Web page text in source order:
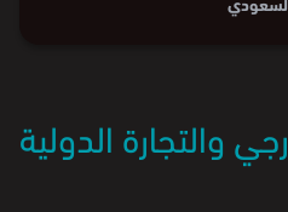
السعودي
والتجارة الدولية